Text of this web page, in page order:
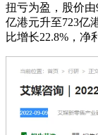
扭亏为盈，股价由
亿港元升至723亿
比增长22.8%，净